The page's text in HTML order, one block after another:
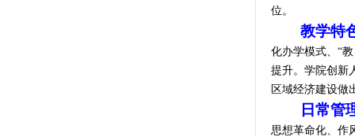
位。
教学特
化办学模式、“
提升。学院创新
区域经济建设做
日常管
思想革命化、作